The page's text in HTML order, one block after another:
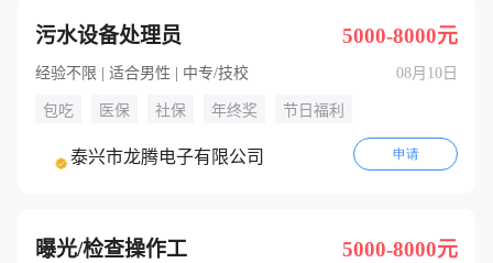
污水设备处理员 5000-8000元
经验不限 | 适合男性 | 中专/技校 08月10日
包吃 医保 社保 年终奖 节日福利
泰兴市龙腾电子有限公司 申请
曝光/检查操作工 5000-8000元